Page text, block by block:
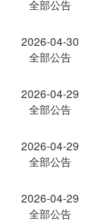
全部公告
2026-04-30
全部公告
2026-04-29
全部公告
2026-04-29
全部公告
2026-04-29
全部公告